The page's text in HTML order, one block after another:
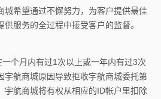
城希望通过不懈努力，为客户提供最佳
服务的全过程中接受客户的监督。
个月内有过1次以上或一年内有过3次
宇航商城原因导致拒收宇航商城委托第
宇航商城将有权从相应的ID帐户里扣除